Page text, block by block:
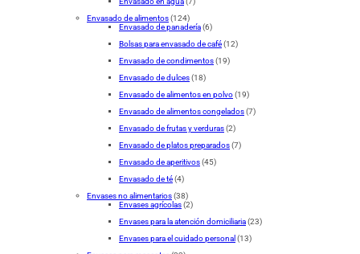
Envasado de alimentos(124)
Envasado de panadería(6)
Bolsas para envasado de café(12)
Envasado de condimentos(19)
Envasado de dulces(18)
Envasado de alimentos en polvo(19)
Envasado de alimentos congelados(7)
Envasado de frutas y verduras(2)
Envasado de platos preparados(7)
Envasado de aperitivos(45)
Envasado de té(4)
Envases no alimentarios(38)
Envases agrícolas(2)
Envases para la atención domiciliaria(23)
Envases para el cuidado personal (13)